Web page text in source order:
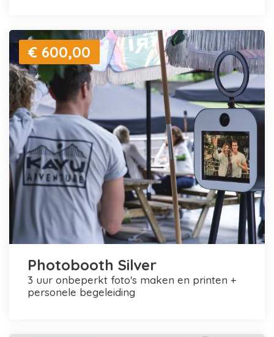
€ 600,00
Photobooth Silver
3 uur onbeperkt foto's maken en printen +
personele begeleiding